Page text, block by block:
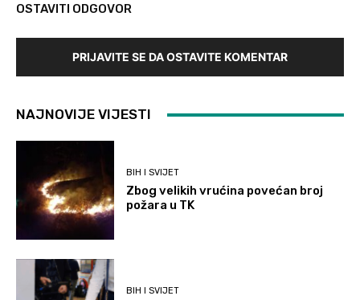
OSTAVITI ODGOVOR
PRIJAVITE SE DA OSTAVITE KOMENTAR
NAJNOVIJE VIJESTI
BIH I SVIJET
Zbog velikih vrućina povećan broj
požara u TK
BIH I SVIJET